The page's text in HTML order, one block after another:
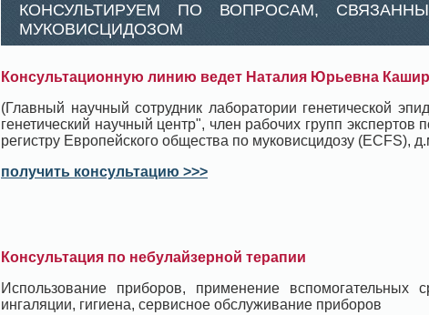
КОНСУЛЬТИРУЕМ ПО ВОПРОСАМ,
МУКОВИСЦИДОЗОМ
Консультационную линию ведет Наталия Юрьевна
(Главный научный сотрудник лаборатории генетической
генетический научный центр", член рабочих групп экспертов
регистру Европейского общества по муковисцидозу (ECFS),
получить консультацию >>>
Консультация по небулайзерной терапии
Использование приборов, применение вспомогательных
ингаляции, гигиена, сервисное обслуживание приборов